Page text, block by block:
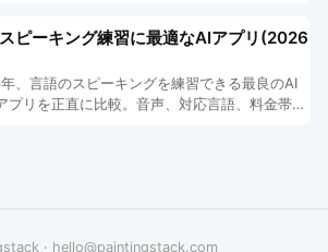
ピーキング練習に最適なAIアプリ(2026
、言語のスピーキングを練習できる最良のAI
プリを正直に比較。音声、対応言語、料金帯、
· hello@paintingstack.com